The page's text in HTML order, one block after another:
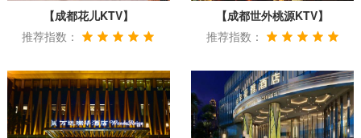
【成都花儿KTV】
推荐指数：
【成都世外桃源KTV】
推荐指数：